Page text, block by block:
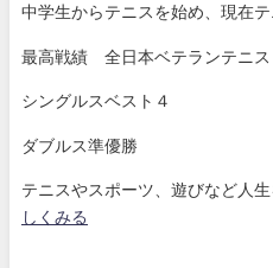
中学生からテニスを始め、現在
最高戦績 全日本ベテランテニス
シングルスベスト４
ダブルス準優勝
テニスやスポーツ、遊びなど人
しくみる